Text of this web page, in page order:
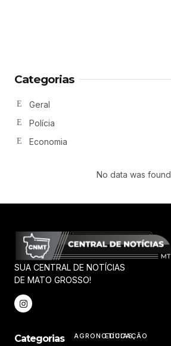
Categorias
Geral
Polícia
Economia
No data was found
SUA CENTRAL DE NOTÍCIAS
DE MATO GROSSO!
Categorias AGRONOTÍCIAS
EDUCAÇÃO